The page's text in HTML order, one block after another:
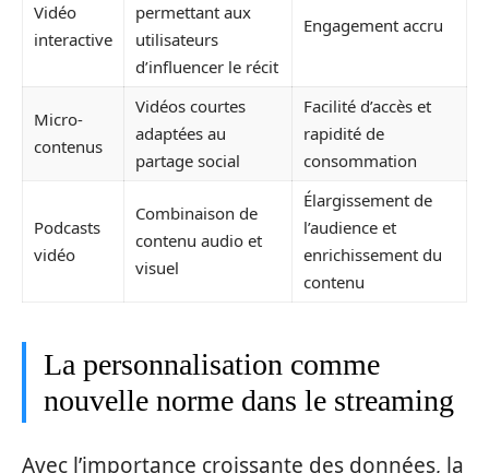
Vidéo
interactive
permettant aux
utilisateurs
d’influencer le récit
Engagement accru
Micro-
contenus
Vidéos courtes
adaptées au
partage social
Facilité d’accès et
rapidité de
consommation
Podcasts
vidéo
Combinaison de
contenu audio et
visuel
Élargissement de
l’audience et
enrichissement du
contenu
La personnalisation comme
nouvelle norme dans le streaming
Avec l’importance croissante des données, la